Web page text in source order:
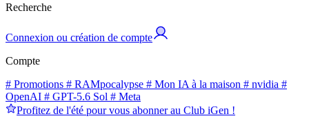
Recherche
Connexion ou création de compte
Compte
# Promotions # RAMpocalypse # Mon IA à la maison # nvidia #
OpenAI # GPT-5.6 Sol # Meta
Profitez de l'été pour vous abonner au Club iGen !